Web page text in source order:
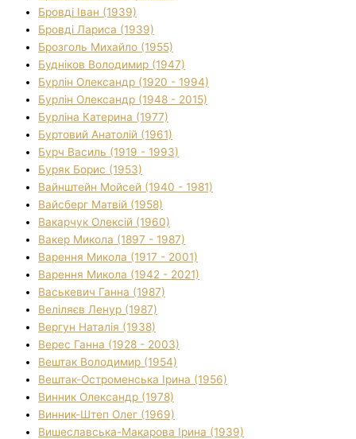
Бровді Іван (1939)
Бровді Лариса (1939)
Брозголь Михайло (1955)
Будніков Володимир (1947)
Бурлін Олександр (1920 - 1994)
Бурлін Олександр (1948 - 2015)
Бурліна Катерина (1977)
Буртовий Анатолій (1961)
Бурч Василь (1919 - 1993)
Буряк Борис (1953)
Вайнштейн Мойсей (1940 - 1981)
Вайсберг Матвій (1958)
Вакарчук Олексій (1960)
Вакер Микола (1897 - 1987)
Варення Микола (1917 - 2001)
Варення Микола (1942 - 2021)
Васькевич Ганна (1987)
Веліляєв Ленур (1987)
Вергун Наталія (1938)
Верес Ганна (1928 - 2003)
Вештак Володимир (1954)
Вештак-Остроменська Ірина (1956)
Винник Олександр (1978)
Винник-Штеп Олег (1969)
Вишеславська-Макарова Ірина (1939)